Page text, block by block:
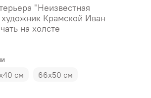
"Неизвестная
Крамской Иван
на холсте
см 66х50 см